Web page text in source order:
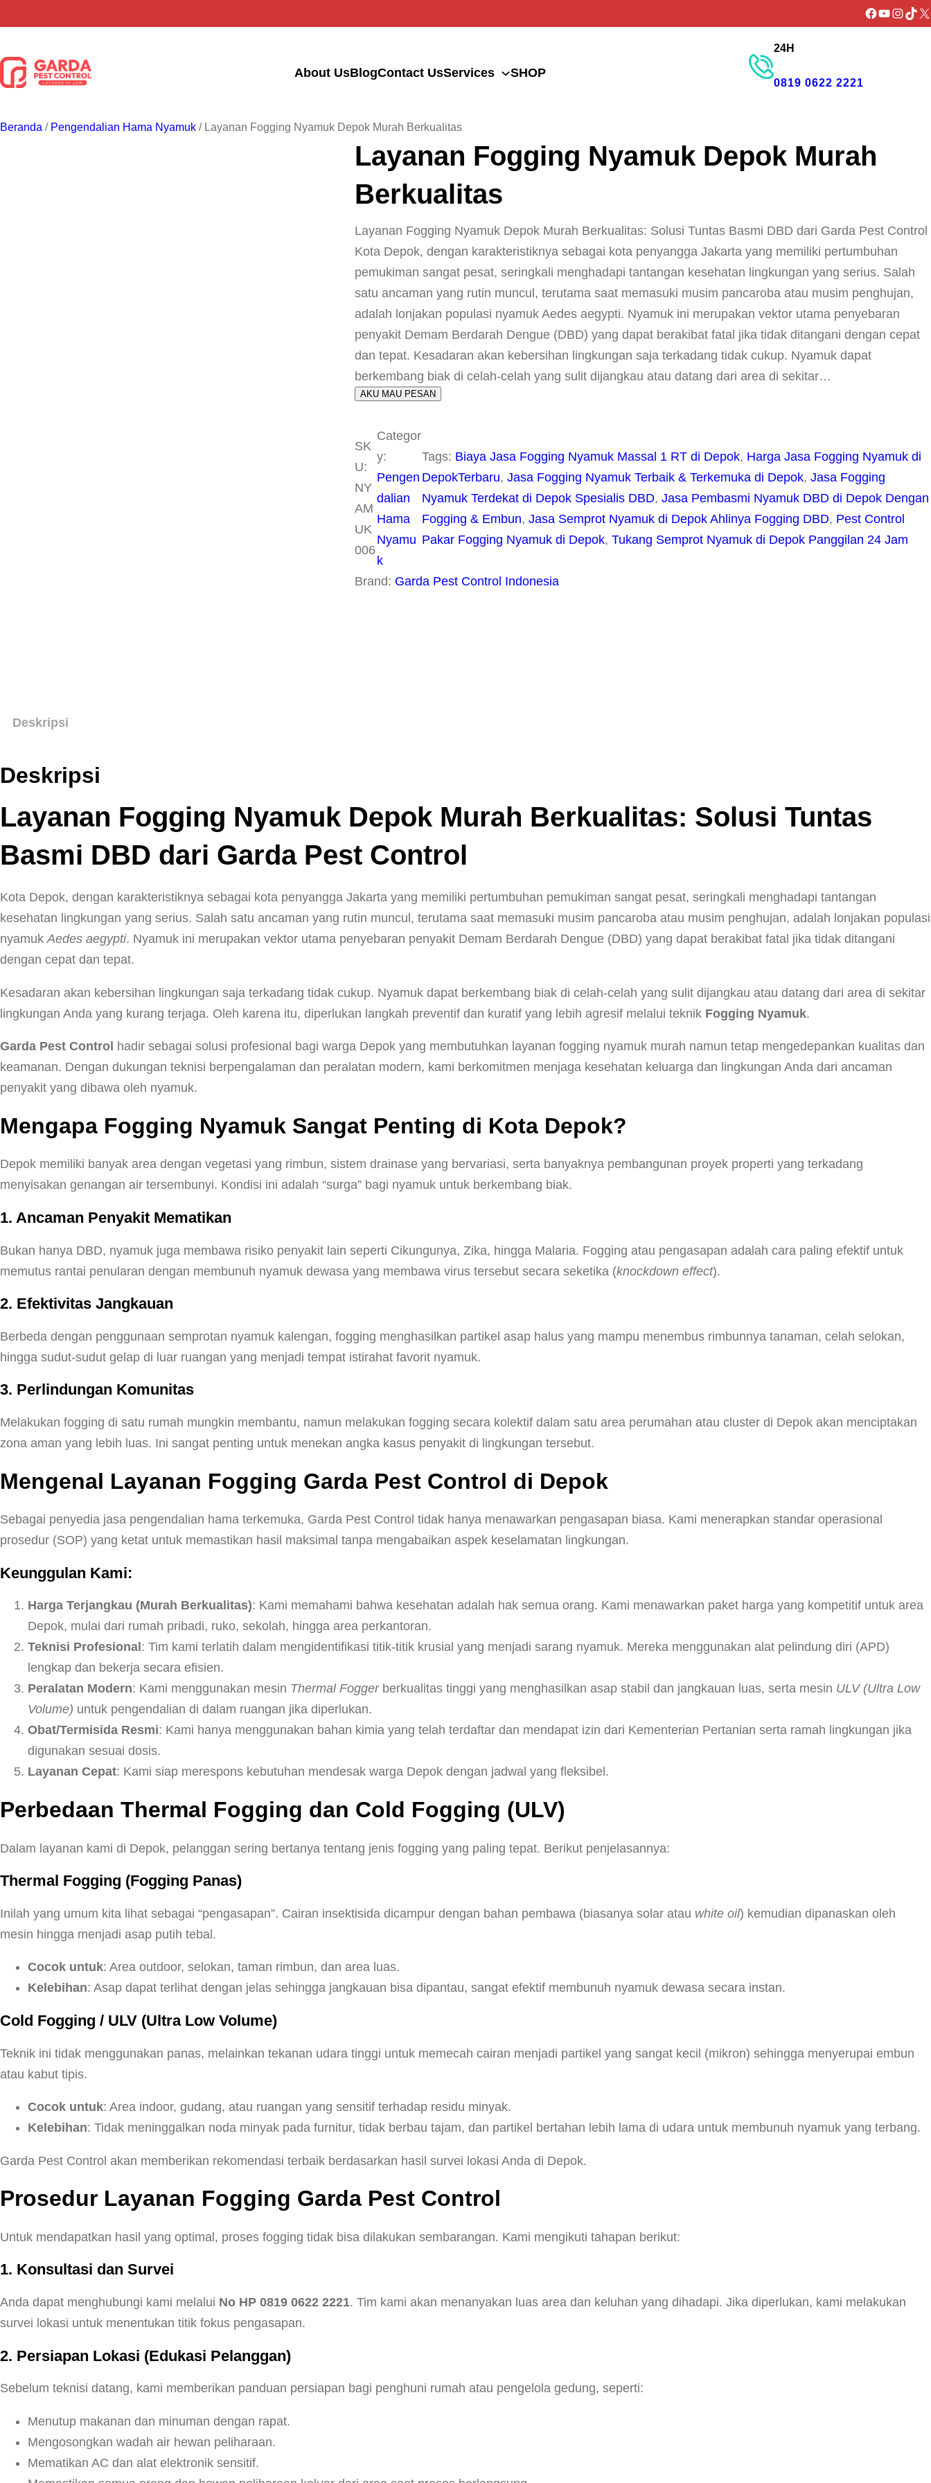
ke
Facebook
YouTubeX
About UsBlogContact UsServices SHOP
24H
0819 0622 2221
Beranda / Pengendalian Hama Nyamuk / Layanan Fogging Nyamuk Depok Murah Berkualitas
Layanan Fogging Nyamuk Depok Murah
Berkualitas
Layanan Fogging Nyamuk Depok Murah Berkualitas: Solusi Tuntas Basmi DBD dari Garda Pest Control
Kota Depok, dengan karakteristiknya sebagai kota penyangga Jakarta yang memiliki pertumbuhan
pemukiman sangat pesat, seringkali menghadapi tantangan kesehatan lingkungan yang serius. Salah
satu ancaman yang rutin muncul, terutama saat memasuki musim pancaroba atau musim penghujan,
adalah lonjakan populasi nyamuk Aedes aegypti. Nyamuk ini merupakan vektor utama penyebaran
penyakit Demam Berdarah Dengue (DBD) yang dapat berakibat fatal jika tidak ditangani dengan cepat
dan tepat. Kesadaran akan kebersihan lingkungan saja terkadang tidak cukup. Nyamuk dapat
berkembang biak di celah-celah yang sulit dijangkau atau datang dari area di sekitar…
AKU MAU PESAN
SK
U:
NY
AM
UK
006
Categor
y:
Pengen
dalian
Hama
Nyamu
k
Tags: Biaya Jasa Fogging Nyamuk Massal 1 RT di Depok, Harga Jasa Fogging Nyamuk di
DepokTerbaru, Jasa Fogging Nyamuk Terbaik & Terkemuka di Depok, Jasa Fogging
Nyamuk Terdekat di Depok Spesialis DBD, Jasa Pembasmi Nyamuk DBD di Depok Dengan
Fogging & Embun, Jasa Semprot Nyamuk di Depok Ahlinya Fogging DBD, Pest Control
Pakar Fogging Nyamuk di Depok, Tukang Semprot Nyamuk di Depok Panggilan 24 Jam
Brand: Garda Pest Control Indonesia
Deskripsi
Deskripsi
Layanan Fogging Nyamuk Depok Murah Berkualitas: Solusi Tuntas
Basmi DBD dari Garda Pest Control
Kota Depok, dengan karakteristiknya sebagai kota penyangga Jakarta yang memiliki pertumbuhan pemukiman sangat pesat, seringkali menghadapi tantangan
kesehatan lingkungan yang serius. Salah satu ancaman yang rutin muncul, terutama saat memasuki musim pancaroba atau musim penghujan, adalah lonjakan populasi
nyamukAedes aegypti. Nyamuk ini merupakan vektor utama penyebaran penyakit Demam Berdarah Dengue (DBD) yang dapat berakibat fatal jika tidak ditangani
dengan cepat dan tepat.
Kesadaran akan kebersihan lingkungan saja terkadang tidak cukup. Nyamuk dapat berkembang biak di celah-celah yang sulit dijangkau atau datang dari area di sekitar
lingkungan Anda yang kurang terjaga. Oleh karena itu, diperlukan langkah preventif dan kuratif yang lebih agresif melalui teknik Fogging Nyamuk.
Garda Pest Control hadir sebagai solusi profesional bagi warga Depok yang membutuhkan layanan fogging nyamuk murah namun tetap mengedepankan kualitas dan
keamanan. Dengan dukungan teknisi berpengalaman dan peralatan modern, kami berkomitmen menjaga kesehatan keluarga dan lingkungan Anda dari ancaman
penyakit yang dibawa oleh nyamuk.
Mengapa Fogging Nyamuk Sangat Penting di Kota Depok?
Depok memiliki banyak area dengan vegetasi yang rimbun, sistem drainase yang bervariasi, serta banyaknya pembangunan proyek properti yang terkadang
menyisakan genangan air tersembunyi. Kondisi ini adalah “surga” bagi nyamuk untuk berkembang biak.
1. Ancaman Penyakit Mematikan
Bukan hanya DBD, nyamuk juga membawa risiko penyakit lain seperti Cikungunya, Zika, hingga Malaria. Fogging atau pengasapan adalah cara paling efektif untuk
memutus rantai penularan dengan membunuh nyamuk dewasa yang membawa virus tersebut secara seketika (knockdown effect).
2. Efektivitas Jangkauan
Berbeda dengan penggunaan semprotan nyamuk kalengan, fogging menghasilkan partikel asap halus yang mampu menembus rimbunnya tanaman, celah selokan,
hingga sudut-sudut gelap di luar ruangan yang menjadi tempat istirahat favorit nyamuk.
3. Perlindungan Komunitas
Melakukan fogging di satu rumah mungkin membantu, namun melakukan fogging secara kolektif dalam satu area perumahan atau cluster di Depok akan menciptakan
zona aman yang lebih luas. Ini sangat penting untuk menekan angka kasus penyakit di lingkungan tersebut.
Mengenal Layanan Fogging Garda Pest Control di Depok
Sebagai penyedia jasa pengendalian hama terkemuka, Garda Pest Control tidak hanya menawarkan pengasapan biasa. Kami menerapkan standar operasional
prosedur (SOP) yang ketat untuk memastikan hasil maksimal tanpa mengabaikan aspek keselamatan lingkungan.
Keunggulan Kami:
Harga Terjangkau (Murah Berkualitas): Kami memahami bahwa kesehatan adalah hak semua orang. Kami menawarkan paket harga yang kompetitif untuk area
Depok, mulai dari rumah pribadi, ruko, sekolah, hingga area perkantoran.
Teknisi Profesional : Tim kami terlatih dalam mengidentifikasi titik-titik krusial yang menjadi sarang nyamuk. Mereka menggunakan alat pelindung diri (APD)
lengkap dan bekerja secara efisien.
Peralatan Modern: Kami menggunakan mesin Thermal Foggerberkualitas tinggi yang menghasilkan asap stabil dan jangkauan luas, serta mesin ULV (Ultra Low
Volume) untuk pengendalian di dalam ruangan jika diperlukan.
Obat/Termisida Resmi: Kami hanya menggunakan bahan kimia yang telah terdaftar dan mendapat izin dari Kementerian Pertanian serta ramah lingkungan jika
digunakan sesuai dosis.
Layanan Cepat: Kami siap merespons kebutuhan mendesak warga Depok dengan jadwal yang fleksibel.
Perbedaan Thermal Fogging dan Cold Fogging (ULV)
Dalam layanan kami di Depok, pelanggan sering bertanya tentang jenis fogging yang paling tepat. Berikut penjelasannya:
Thermal Fogging (Fogging Panas)
Inilah yang umum kita lihat sebagai “pengasapan”. Cairan insektisida dicampur dengan bahan pembawa (biasanya solar atau white oil) kemudian dipanaskan oleh
mesin hingga menjadi asap putih tebal.
Cocok untuk: Area outdoor, selokan, taman rimbun, dan area luas.
Kelebihan: Asap dapat terlihat dengan jelas sehingga jangkauan bisa dipantau, sangat efektif membunuh nyamuk dewasa secara instan.
Cold Fogging / ULV (Ultra Low Volume)
Teknik ini tidak menggunakan panas, melainkan tekanan udara tinggi untuk memecah cairan menjadi partikel yang sangat kecil (mikron) sehingga menyerupai embun
atau kabut tipis.
Cocok untuk: Area indoor, gudang, atau ruangan yang sensitif terhadap residu minyak.
Kelebihan: Tidak meninggalkan noda minyak pada furnitur, tidak berbau tajam, dan partikel bertahan lebih lama di udara untuk membunuh nyamuk yang terbang.
Garda Pest Control akan memberikan rekomendasi terbaik berdasarkan hasil survei lokasi Anda di Depok.
Prosedur Layanan Fogging Garda Pest Control
Untuk mendapatkan hasil yang optimal, proses fogging tidak bisa dilakukan sembarangan. Kami mengikuti tahapan berikut:
1. Konsultasi dan Survei
Anda dapat menghubungi kami melalui No HP 0819 0622 2221. Tim kami akan menanyakan luas area dan keluhan yang dihadapi. Jika diperlukan, kami melakukan
survei lokasi untuk menentukan titik fokus pengasapan.
2. Persiapan Lokasi (Edukasi Pelanggan)
Sebelum teknisi datang, kami memberikan panduan persiapan bagi penghuni rumah atau pengelola gedung, seperti:
Menutup makanan dan minuman dengan rapat.
Mengosongkan wadah air hewan peliharaan.
Mematikan AC dan alat elektronik sensitif.